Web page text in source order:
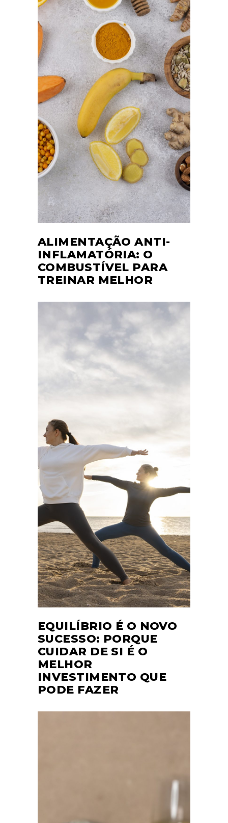
ALIMENTAÇÃO ANTI-
INFLAMATÓRIA: O
COMBUSTÍVEL PARA
TREINAR MELHOR
EQUILÍBRIO É O NOVO
SUCESSO: PORQUE
CUIDAR DE SI É O
MELHOR
INVESTIMENTO QUE
PODE FAZER